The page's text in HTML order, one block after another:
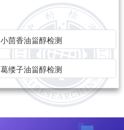
小茴香油甾醇检测
葛缕子油甾醇检测